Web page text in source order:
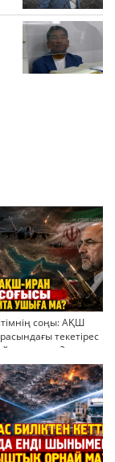
соңы: АҚШ
текетірес
ушықты?